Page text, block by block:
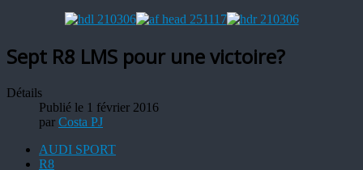
Sept R8 LMS pour une victoire?
Détails
Publié le 1 février 2016
par Costa PJ
AUDI SPORT
R8